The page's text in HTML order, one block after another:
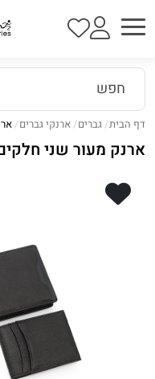
דף הבית גברים ארנקי גברים
ארנק מעור שני